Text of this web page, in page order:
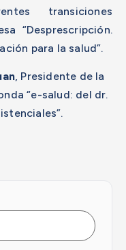
transiciones
“Desprescripción.
para la salud”.
, Presidente de la
“e-salud: del dr.